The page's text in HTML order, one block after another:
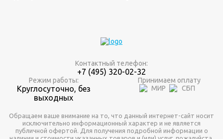
Контактный телефон:
+7 (495) 320-02-32
Режим работы:
Круглосуточно, без
выходных
Принимаем оплату
Обращаем ваше внимание на то, что данный интернет-сайт носит
исключительно информационный характер и не является
публичной офертой. Для получения подробной информации о